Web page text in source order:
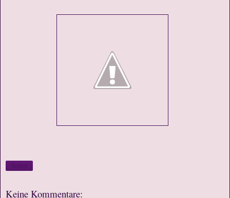
Keine Kommentare: